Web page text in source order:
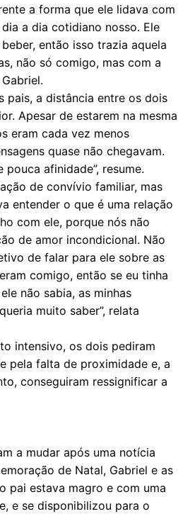
a forma que ele lidava com
a dia cotidiano nosso. Ele
então isso trazia aquela
não só comigo, mas com a
pais, a distância entre os dois
Apesar de estarem na mesma
eram cada vez menos
quase não chegavam.
pouca afinidade”, resume.
de convívio familiar, mas
entender o que é uma relação
com ele, porque nós não
de amor incondicional. Não
de falar para ele sobre as
comigo, então se eu tinha
não sabia, as minhas
muito saber”, relata
intensivo, os dois pediram
pela falta de proximidade e, a
conseguiram ressignificar a
a mudar após uma notícia
de Natal, Gabriel e as
pai estava magro e com uma
e se disponibilizou para o